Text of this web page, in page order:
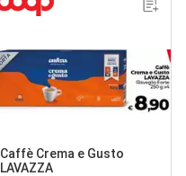
Caffè Crema e Gusto
LAVAZZA